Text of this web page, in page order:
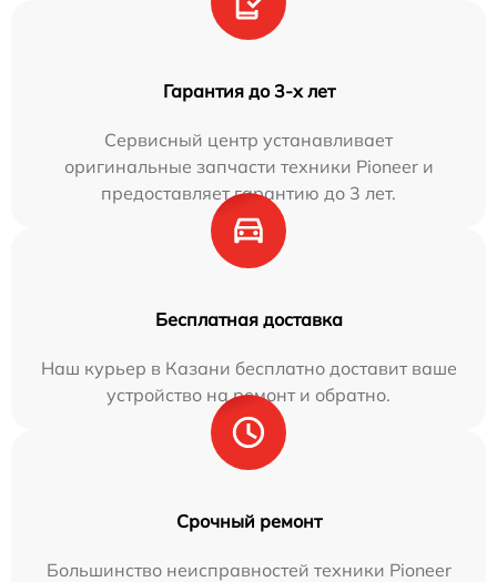
Гарантия до 3-х лет
Сервисный центр устанавливает
оригинальные запчасти техники Pioneer и
предоставляет гарантию до 3 лет.
Бесплатная доставка
Наш курьер в Казани бесплатно доставит ваше
устройство на ремонт и обратно.
Срочный ремонт
Большинство неисправностей техники Pioneer